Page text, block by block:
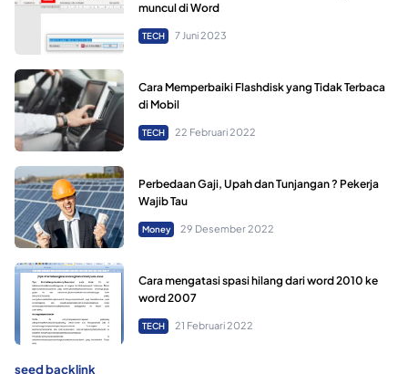
muncul di Word
TECH 7 Juni 2023
Cara Memperbaiki Flashdisk yang Tidak Terbaca
di Mobil
TECH 22 Februari 2022
Perbedaan Gaji, Upah dan Tunjangan ? Pekerja
Wajib Tau
Money 29 Desember 2022
Cara mengatasi spasi hilang dari word 2010 ke
word 2007
TECH 21 Februari 2022
seed backlink